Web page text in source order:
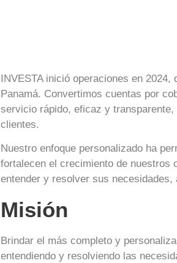
INVESTA inició operaciones en
Panamá. Convertimos cuentas por
servicio rápido, eficaz y
clientes.
Nuestro enfoque personalizado ha
fortalecen el crecimiento de nuestros
entender y resolver sus
Misión
Brindar el más completo y
entendiendo y resolviendo las